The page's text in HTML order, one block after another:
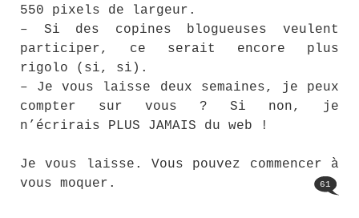
550 pixels de largeur.
– Si des copines blogueuses veulent
participer, ce serait encore plus
rigolo (si, si).
– Je vous laisse deux semaines, je peux
compter sur vous ? Si non, je
n’écrirais PLUS JAMAIS du web !
Je vous laisse. Vous pouvez commencer à
vous moquer.
61